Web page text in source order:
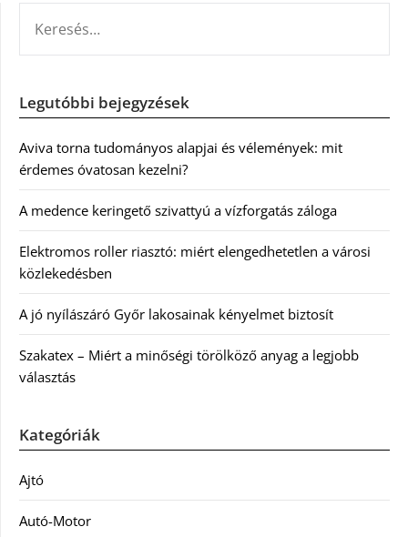
Legutóbbi bejegyzések
Aviva torna tudományos alapjai és vélemények: mit
érdemes óvatosan kezelni?
A medence keringető szivattyú a vízforgatás záloga
Elektromos roller riasztó: miért elengedhetetlen a városi
közlekedésben
A jó nyílászáró Győr lakosainak kényelmet biztosít
Szakatex – Miért a minőségi törölköző anyag a legjobb
választás
Kategóriák
Ajtó
Autó-Motor